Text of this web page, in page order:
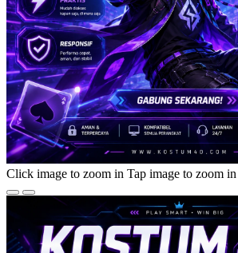
Click image to zoom in Tap image to zoom in